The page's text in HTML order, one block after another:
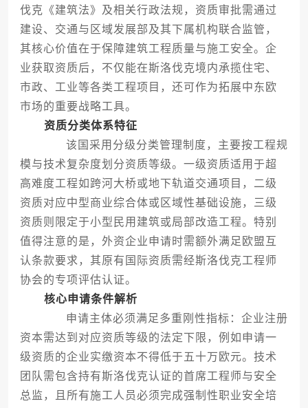
伐克《建筑法》及相关行政法规，资质审批需通过
建设、交通与区域发展部及其下属机构联合监管，
其核心价值在于保障建筑工程质量与施工安全。企
业获取资质后，不仅能在斯洛伐克境内承揽住宅、
市政、工业等各类工程项目，还可作为拓展中东欧
市场的重要战略工具。
资质分类体系特征
该国采用分级分类管理制度，主要按工程规
模与技术复杂度划分资质等级。一级资质适用于超
高难度工程如跨河大桥或地下轨道交通项目，二级
资质对应中型商业综合体或区域性基础设施，三级
资质则限定于小型民用建筑或局部改造工程。特别
值得注意的是，外资企业申请时需额外满足欧盟互
认条款要求，其原有国际资质需经斯洛伐克工程师
协会的专项评估认证。
核心申请条件解析
申请主体必须满足多重刚性指标：企业注册
资本需达到对应资质等级的法定下限，例如申请一
级资质的企业实缴资本不得低于五十万欧元。技术
团队需包含持有斯洛伐克认证的首席工程师与安全
总监，且所有施工人员必须完成强制性职业安全培